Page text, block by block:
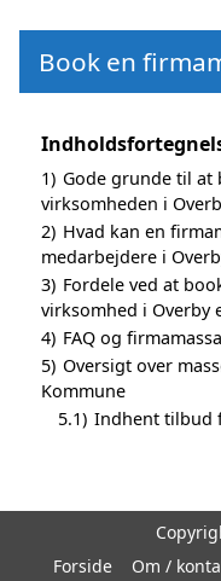
Book en
1) Gode grunde til at
virksomheden i
2) Hvad kan en
medarbejdere i
3) Fordele ved at
virksomhed i Overby
4) FAQ og
5) Oversigt over
Kommune
5.1) Indhent tilbud
Forside
Om /